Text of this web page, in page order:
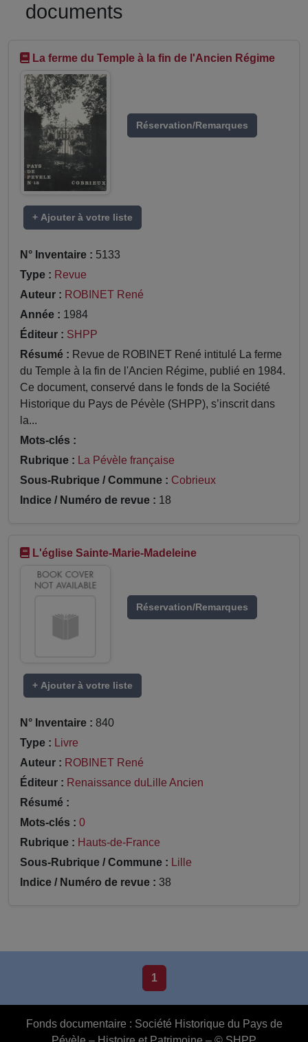
documents
La ferme du Temple à la fin de l'Ancien Régime
Réservation/Remarques
+ Ajouter à votre liste
N° Inventaire : 5133
Type : Revue
Auteur : ROBINET René
Année : 1984
Éditeur : SHPP
Résumé : Revue de ROBINET René intitulé La ferme
du Temple à la fin de l'Ancien Régime, publié en 1984.
Ce document, conservé dans le fonds de la Société
Historique du Pays de Pévèle (SHPP), s’inscrit dans
la...
Mots-clés :
Rubrique : La Pévèle française
Sous-Rubrique / Commune : Cobrieux
Indice / Numéro de revue : 18
L'église Sainte-Marie-Madeleine
Réservation/Remarques
+ Ajouter à votre liste
N° Inventaire : 840
Type : Livre
Auteur : ROBINET René
Éditeur : Renaissance duLille Ancien
Résumé :
Mots-clés : 0
Rubrique : Hauts-de-France
Sous-Rubrique / Commune : Lille
Indice / Numéro de revue : 38
1
Fonds documentaire : Société Historique du Pays de